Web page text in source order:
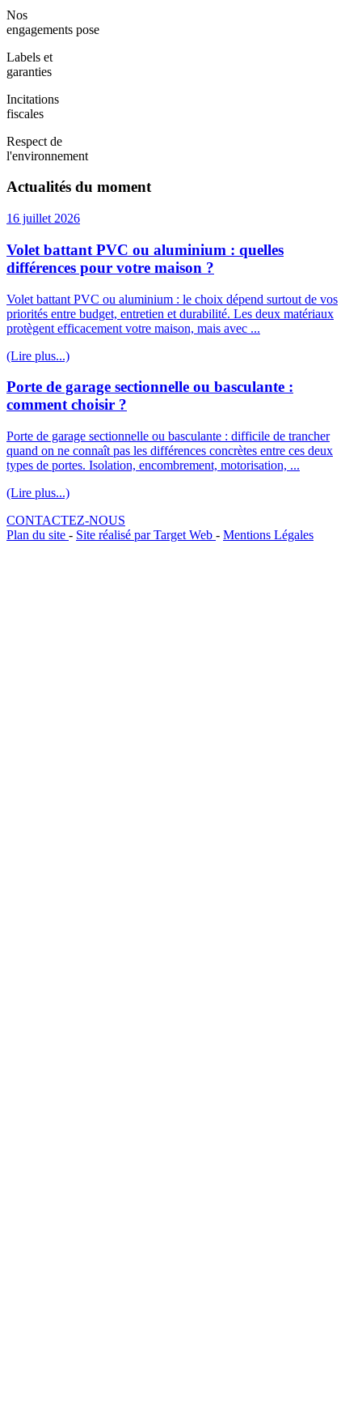
Nos
engagements pose
Labels et
garanties
Incitations
fiscales
Respect de
l'environnement
Actualités du moment
16 juillet 2026
Volet battant PVC ou aluminium : quelles
différences pour votre maison ?
Volet battant PVC ou aluminium : le choix dépend surtout de vos
priorités entre budget, entretien et durabilité. Les deux matériaux
protègent efficacement votre maison, mais avec ...
(Lire plus...)
Porte de garage sectionnelle ou basculante :
comment choisir ?
Porte de garage sectionnelle ou basculante : difficile de trancher
quand on ne connaît pas les différences concrètes entre ces deux
types de portes. Isolation, encombrement, motorisation, ...
(Lire plus...)
CONTACTEZ-NOUS
Plan du site - Site réalisé par Target Web - Mentions Légales